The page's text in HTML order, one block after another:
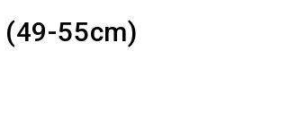
(49-55cm)